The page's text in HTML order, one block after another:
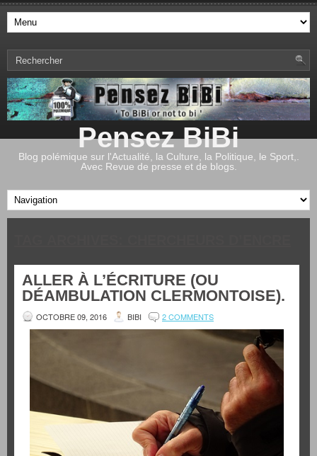
Pensez BiBi
Blog polémique sur l'Actualité, la Culture, la Politique, le Sport,.
Avec Revue de presse et de blogs.
ALLER À L’ÉCRITURE (OU
DÉAMBULATION CLERMONTOISE).
OCTOBRE 09, 2016 BIBI 2 COMMENTS